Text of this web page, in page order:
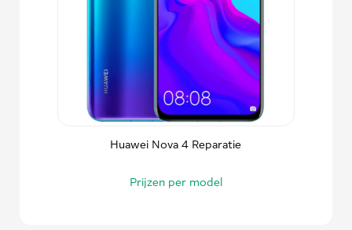
Huawei Nova 4 Reparatie
Prijzen per model